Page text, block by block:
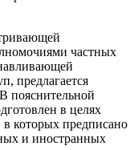
частных
предлагается
пояснительной
в целях
которых предписано
и иностранных